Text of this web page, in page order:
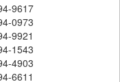
9617
0973
9921
1543
4903
6611